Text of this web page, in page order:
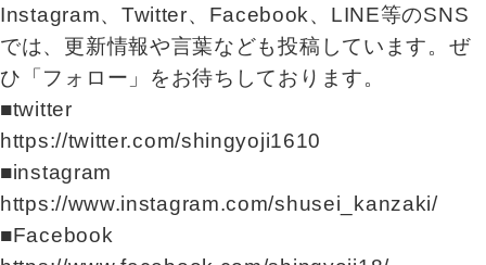
Instagram、Twitter、Facebook、LINE等のSNS
では、更新情報や言葉なども投稿しています。ぜ
ひ「フォロー」をお待ちしております。
■twitter
https://twitter.com/shingyoji1610
■instagram
https://www.instagram.com/shusei_kanzaki/
■Facebook